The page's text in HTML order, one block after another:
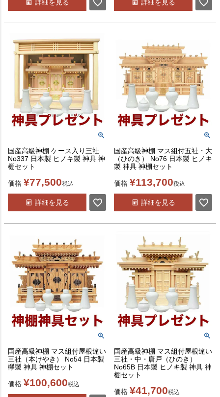
詳細を見る 詳細を見る
国産高級神棚 ケース入り三社
No337 日本製 ヒノキ製 神具 神
棚セット
価格 ¥77,500税込
詳細を見る
国産高級神棚 マス組付五社・大
（ひのき） No76 日本製 ヒノキ
製 神具 神棚セット
価格 ¥113,700税込
詳細を見る
国産高級神棚 マス組付屋根違い
三社（本けやき） No54 日本製
欅製 神具 神棚セット
価格 ¥100,600税込
国産高級神棚 マス組付屋根違い
三社・中・唐戸（ひのき）
No65B 日本製 ヒノキ製 神具 神
棚セット
価格 ¥41,700税込